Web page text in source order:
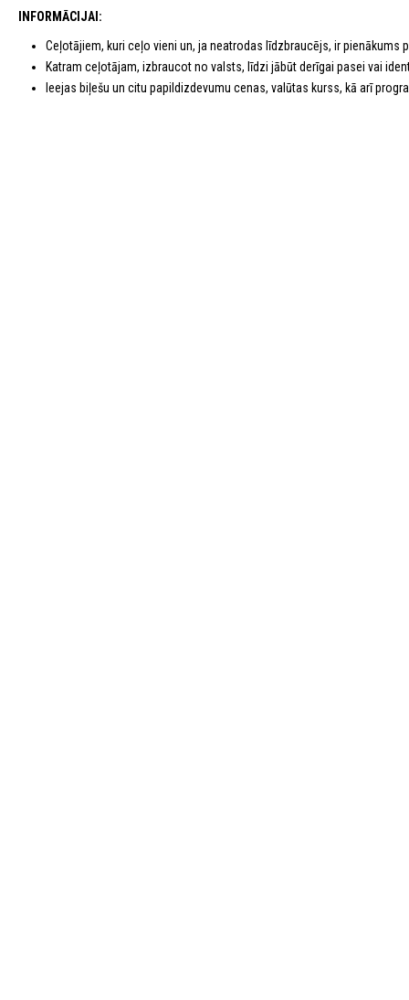
INFORMĀCIJAI:
Ceļotājiem, kuri ceļo vieni un, ja neatrodas līdzbraucējs, ir pienākums
Katram ceļotājam, izbraucot no valsts, līdzi jābūt derīgai pasei vai
Ieejas biļešu un citu papildizdevumu cenas, valūtas kurss, kā arī